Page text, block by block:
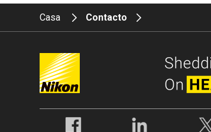
Casa Contacto